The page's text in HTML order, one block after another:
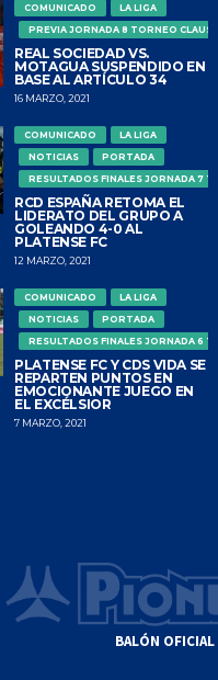
COMUNICADO
LA LIGA
PREVIA JORNADA 8 TORNEO
REAL SOCIEDAD VS.
MOTAGUA SUSPENDIDO EN
BASE AL ARTÍCULO 34
16 MARZO, 2021
COMUNICADO
LA LIGA
NOTICIAS
PORTADA
RESULTADOS FINALES JORNADA 7
RCD ESPAÑA RETOMA EL
LIDERATO DEL GRUPO A
GOLEANDO 4-0 AL
PLATENSE FC
12 MARZO, 2021
COMUNICADO
LA LIGA
NOTICIAS
PORTADA
RESULTADOS FINALES JORNADA 6
PLATENSE FC Y CDS VIDA SE
REPARTEN PUNTOS EN
EMOCIONANTE JUEGO EN
EL EXCÉLSIOR
7 MARZO, 2021
BALÓN OFICIAL